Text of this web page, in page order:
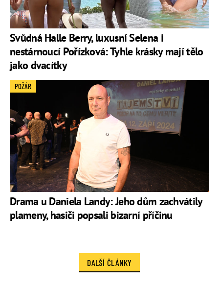
Svůdná Halle Berry, luxusní Selena i
nestárnoucí Pořízková: Tyhle krásky mají tělo
jako dvacítky
Drama u Daniela Landy: Jeho dům zachvátily
plameny, hasiči popsali bizarní příčinu
POŽÁR
DALŠÍ ČLÁNKY